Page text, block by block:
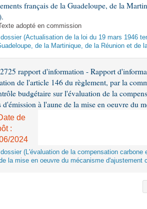
français de la Guadeloupe, de la
Texte adopté en commission
(Actualisation de la loi du 19 mars 1946
de la Martinique, de la Réunion et de
rapport d'information - Rapport
de l'article 146 du règlement, par la
budgétaire sur l'évaluation de la
d'émission à l'aune de la mise en oeuvre du
de
:
2024
(L'évaluation de la compensation
la mise en oeuvre du mécanisme d'ajustement